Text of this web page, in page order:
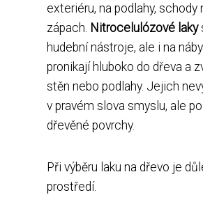
exteriéru, na podlahy,
zápach. Nitrocelulózové laky
hudební nástroje, ale i na
pronikají hluboko do dřeva a
stěn nebo podlahy. Jejich
v pravém slova smyslu, ale
dřevěné povrchy.
Při výběru laku na dřevo je
prostředí.